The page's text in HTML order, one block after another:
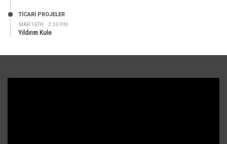
MAR 16TH 3:30 PM
TİCARİ PROJELER
Yıldırım Kule